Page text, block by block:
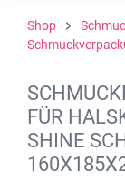
Shop
FÜR
SHINE